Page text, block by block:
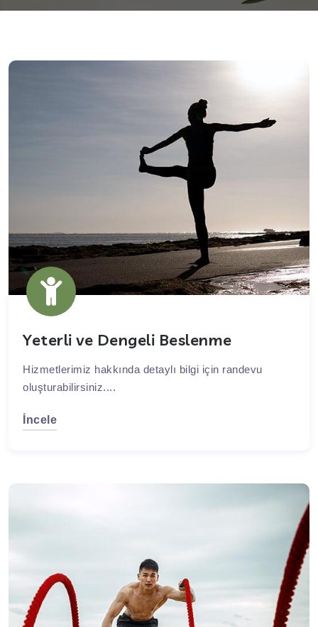
Yeterli ve Dengeli Beslenme
Hizmetlerimiz hakkında detaylı bilgi için randevu
oluşturabilirsiniz....
İncele